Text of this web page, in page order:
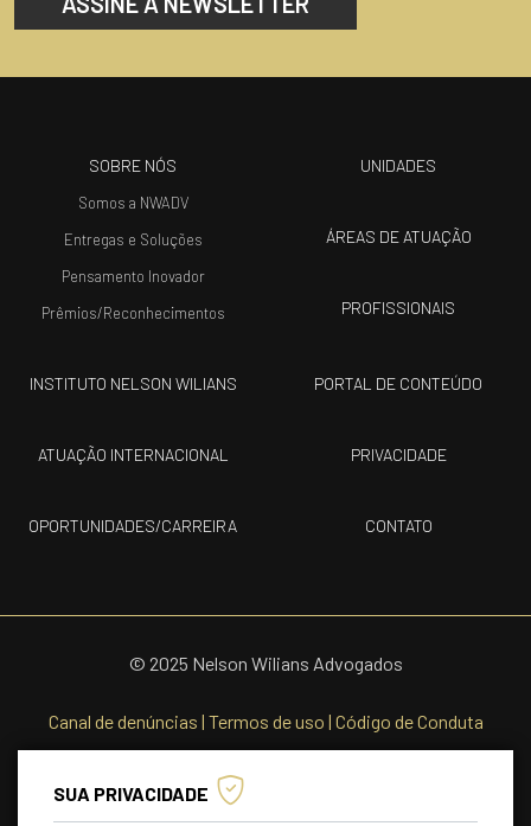
SOBRE NÓS
Somos a NWADV
Entregas e Soluções
Pensamento Inovador
Prêmios/Reconhecimentos
UNIDADES
ÁREAS DE ATUAÇÃO
PROFISSIONAIS
INSTITUTO NELSON WILIANS
ATUAÇÃO INTERNACIONAL
OPORTUNIDADES/CARREIRA
PORTAL DE CONTEÚDO
PRIVACIDADE
CONTATO
© 2025 Nelson Wilians Advogados
Canal de denúncias | Termos de uso | Código de Conduta
SUA PRIVACIDADE